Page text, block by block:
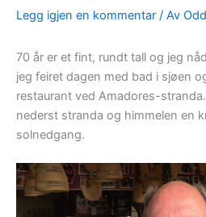
Legg igjen en kommentar / Av
70 år er et fint, rundt tall og jeg
jeg feiret dagen med bad i sjøen
restaurant ved Amadores-
nederst stranda og himmelen en
solnedgang.